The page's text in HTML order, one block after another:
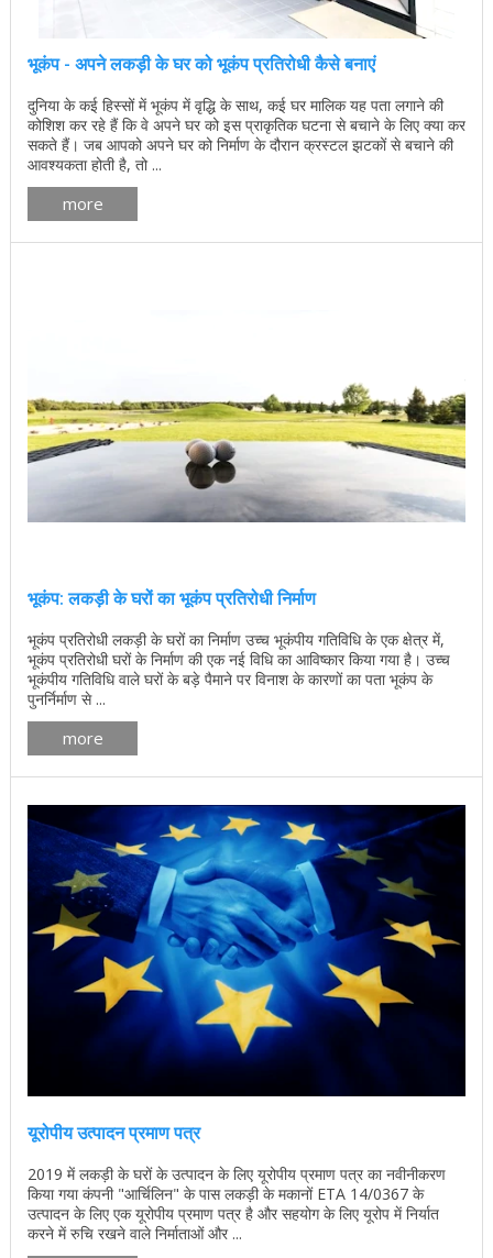
भूकंप - अपने लकड़ी के घर को भूकंप प्रतिरोधी कैसे बनाएं
दुनिया के कई हिस्सों में भूकंप में वृद्धि के साथ, कई घर मालिक यह पता लगाने की
कोशिश कर रहे हैं कि वे अपने घर को इस प्राकृतिक घटना से बचाने के लिए क्या कर
सकते हैं। जब आपको अपने घर को निर्माण के दौरान क्रस्टल झटकों से बचाने की
आवश्यकता होती है, तो ...
more
भूकंप: लकड़ी के घरों का भूकंप प्रतिरोधी निर्माण
भूकंप प्रतिरोधी लकड़ी के घरों का निर्माण उच्च भूकंपीय गतिविधि के एक क्षेत्र में,
भूकंप प्रतिरोधी घरों के निर्माण की एक नई विधि का आविष्कार किया गया है। उच्च
भूकंपीय गतिविधि वाले घरों के बड़े पैमाने पर विनाश के कारणों का पता भूकंप के
पुनर्निर्माण से ...
more
यूरोपीय उत्पादन प्रमाण पत्र
2019 में लकड़ी के घरों के उत्पादन के लिए यूरोपीय प्रमाण पत्र का नवीनीकरण
किया गया कंपनी "आर्चिलिन" के पास लकड़ी के मकानों ETA 14/0367 के
उत्पादन के लिए एक यूरोपीय प्रमाण पत्र है और सहयोग के लिए यूरोप में निर्यात
करने में रुचि रखने वाले निर्माताओं और ...